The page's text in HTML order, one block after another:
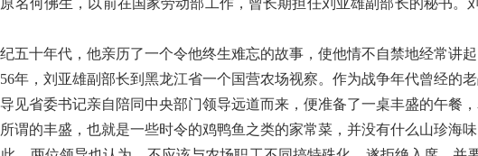
名何佛生，以前在国家劳动部工作，曾长期担任刘亚雄副部长的秘书。
十年代，他亲历了一个令他终生难忘的故事，使他情不自禁地经常讲起
，刘亚雄副部长到黑龙江省一个国营农场视察。作为战争年代曾经的老
省委书记亲自陪同中央部门领导远道而来，便准备了一桌丰盛的午餐，
的丰盛，也就是一些时令的鸡鸭鱼之类的家常菜，并没有什么山珍海味